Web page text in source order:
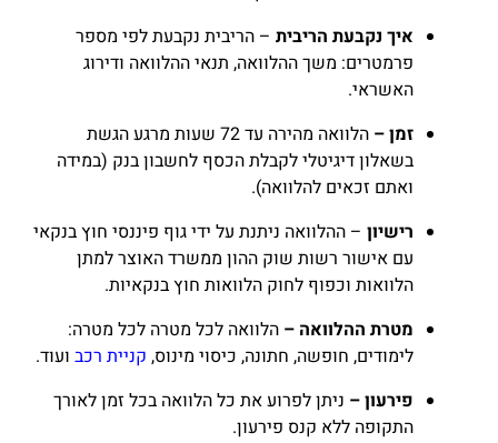
איך נקבעת הריבית – הריבית נקבעת לפי מספר
פרמטרים: משך ההלוואה, תנאי ההלוואה ודירוג
האשראי.
זמן –
הלוואה מהירה עד 72 שעות מרגע הגשת
בשאלון דיגיטלי לקבלת הכסף לחשבון בנק (במידה
ואתם זכאים להלוואה).
רישיון – ההלוואה ניתנת על ידי גוף פיננסי חוץ בנקאי
עם אישור רשות שוק ההון ממשרד האוצר למתן
הלוואות וכפוף לחוק הלוואות חוץ בנקאיות.
מטרת ההלוואה – הלוואה לכל מטרה לכל מטרה:
לימודים, חופשה, חתונה, כיסוי מינוס, קניית רכב ועוד.
פירעון– ניתן לפרוע את כל הלוואה בכל זמן לאורך
התקופה ללא קנס פירעון.